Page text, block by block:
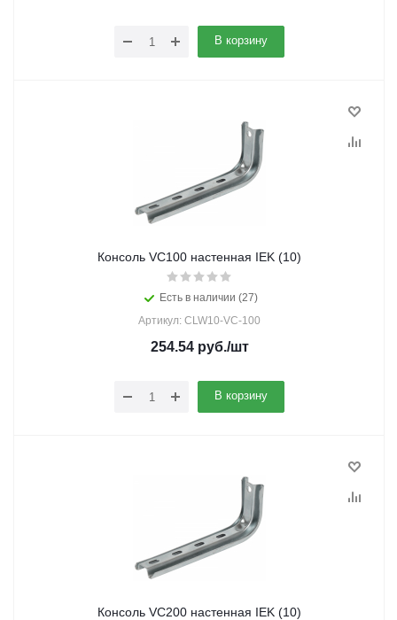
В корзину
Консоль VC100 настенная IEK (10)
Есть в наличии (27)
Артикул: CLW10-VC-100
254.54руб./шт
В корзину
Консоль VC200 настенная IEK (10)